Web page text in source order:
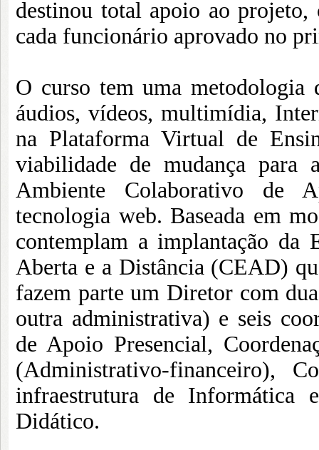
destinou total apoio ao
cada funcionário aprovado no
O curso tem uma metodologia
áudios, vídeos, multimídia,
na Plataforma Virtual de
viabilidade de mudança
Ambiente Colaborativo de
tecnologia web. Baseada em
contemplam a implantação
Aberta e a Distância (CEAD)
fazem parte um Diretor com
outra administrativa) e seis
de Apoio Presencial,
(Administrativo-financeiro),
infraestrutura de Informática
Didático.